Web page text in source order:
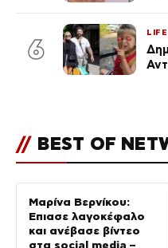
6
LIFE
// BEST OF
Μαρίνα Βερνίκου:
Έπιασε λαγοκέφαλο
και ανέβασε βίντεο
στα social media –